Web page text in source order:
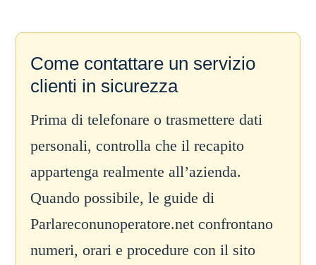
Come contattare un servizio
clienti in sicurezza
Prima di telefonare o trasmettere dati
personali, controlla che il recapito
appartenga realmente all’azienda.
Quando possibile, le guide di
Parlareconunoperatore.net confrontano
numeri, orari e procedure con il sito